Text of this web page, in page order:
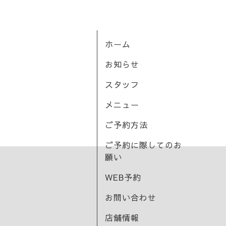
ホーム
お知らせ
スタッフ
メニュー
ご予約方法
ご予約に際してのお
願い
WEB予約
お問い合わせ
店舗情報